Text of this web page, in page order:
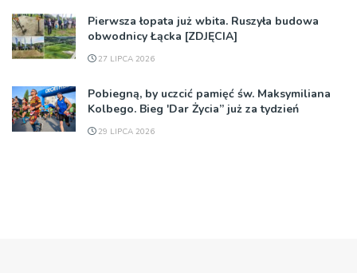
Pierwsza łopata już wbita. Ruszyła budowa
obwodnicy Łącka [ZDJĘCIA]
27 LIPCA 2026
Pobiegną, by uczcić pamięć św. Maksymiliana
Kolbego. Bieg 'Dar Życia” już za tydzień
29 LIPCA 2026